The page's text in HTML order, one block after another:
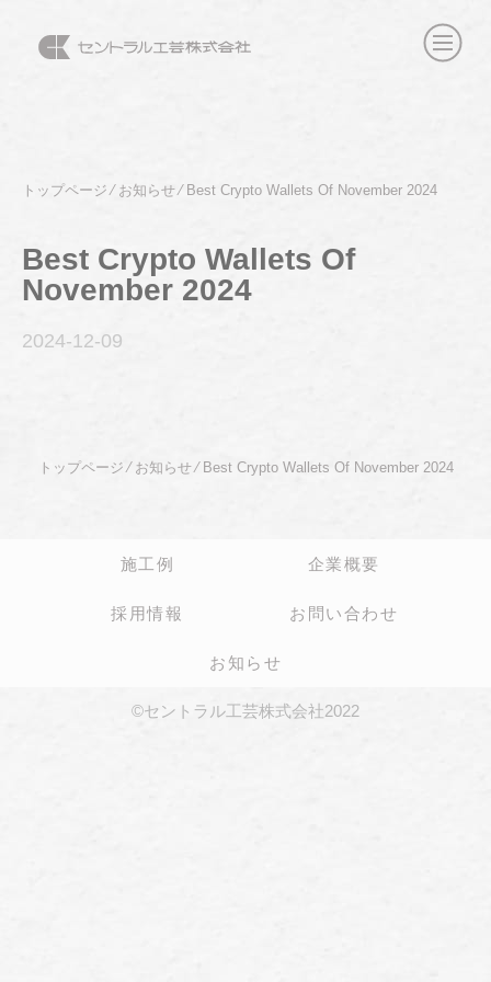
トップページ⁄ お知らせ⁄ Best Crypto Wallets Of November 2024
Best Crypto Wallets Of
November 2024
2024-12-09
トップページ ⁄ お知らせ⁄ Best Crypto Wallets Of November 2024
施工例 企業概要
採用情報 お問い合わせ
お知らせ
©セントラル工芸株式会社2022